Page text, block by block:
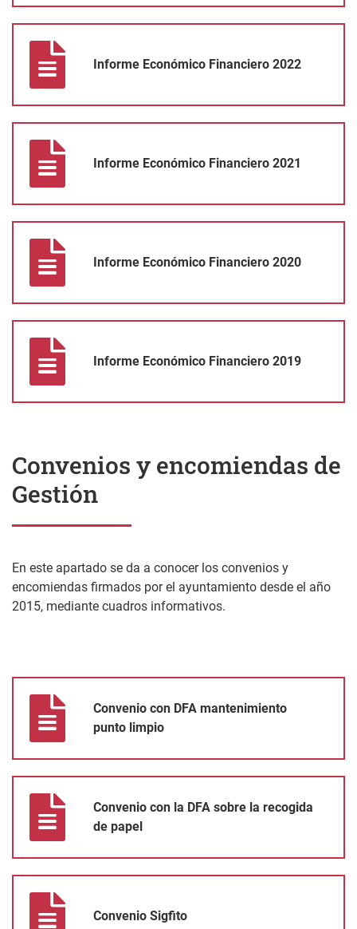
Informe Económico Financiero 2022
Informe Económico Financiero 2021
Informe Económico Financiero 2020
Informe Económico Financiero 2019
Convenios y encomiendas de
Gestión
En este apartado se da a conocer los convenios y
encomiendas firmados por el ayuntamiento desde el año
2015, mediante cuadros informativos.
Convenio con DFA mantenimiento
punto limpio
Convenio con la DFA sobre la recogida
de papel
Convenio Sigfito